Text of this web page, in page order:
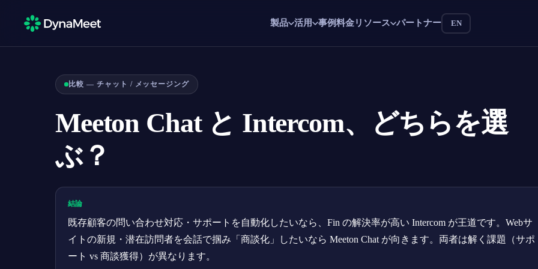
製品 活用 事例料金リソース パートナー EN
比較 — チャット / メッセージング
Meeton Chat と Intercom、どちらを選
ぶ？
結論
既存顧客の問い合わせ対応・サポートを自動化したいなら、Fin の解決率が高い Intercom が王道です。Webサ
イトの新規・潜在訪問者を会話で掴み「商談化」したいなら Meeton Chat が向きます。両者は解く課題（サポ
ート vs 商談獲得）が異なります。